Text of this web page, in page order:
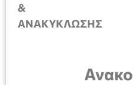
&
ΑΝΑΚΥΚΛΩΣΗΣ